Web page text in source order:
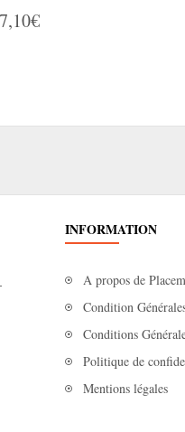
INFORMATION
A propos de
Condition
Conditions
Politique de
Mentions légales